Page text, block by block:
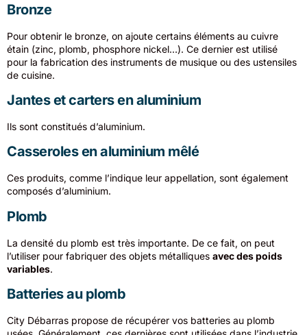
Bronze
Pour obtenir le bronze, on ajoute certains éléments au cuivre
étain (zinc, plomb, phosphore nickel…). Ce dernier est utilisé
pour la fabrication des instruments de musique ou des ustensiles
de cuisine.
Jantes et carters en aluminium
Ils sont constitués d’aluminium.
Casseroles en aluminium mêlé
Ces produits, comme l’indique leur appellation, sont également
composés d’aluminium.
Plomb
La densité du plomb est très importante. De ce fait, on peut
l’utiliser pour fabriquer des objets métalliques avec des poids
variables.
Batteries au plomb
City Débarras propose de récupérer vos batteries au plomb